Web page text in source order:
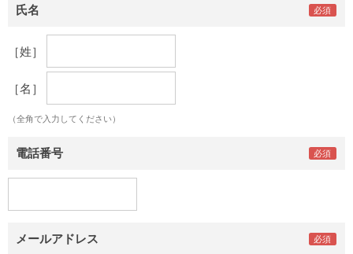
氏名
［姓］
［名］
（全角で入力してください）
電話番号
メールアドレス